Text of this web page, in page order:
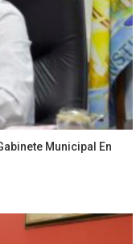
Municipal En